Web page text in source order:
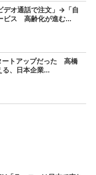
デオ通話で注文」→「自
ビス 高齢化が進む...
ートアップだった 高橋
る、日本企業...